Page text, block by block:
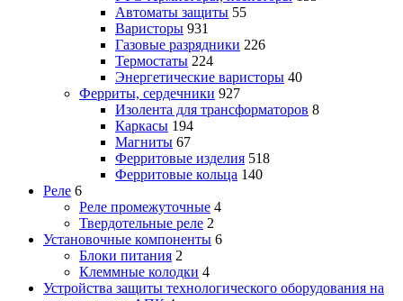
Автоматы защиты 55
Варисторы 931
Газовые разрядники 226
Термостаты 224
Энергетические варисторы 40
Ферриты, сердечники 927
Изолента для трансформаторов 8
Каркасы 194
Магниты 67
Ферритовые изделия 518
Ферритовые кольца 140
Реле 6
Реле промежуточные 4
Твердотельные реле 2
Установочные компоненты 6
Блоки питания 2
Клеммные колодки 4
Устройства защиты технологического оборудования на